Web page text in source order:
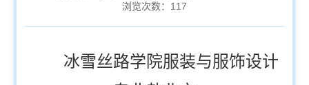
浏览次数： 117
冰雪丝路学院服装与服饰设计